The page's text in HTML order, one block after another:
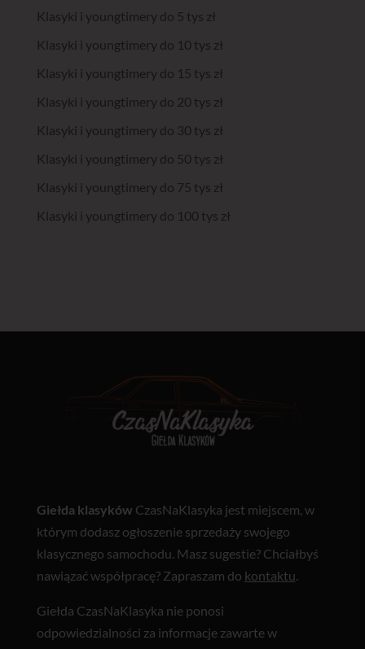
Klasyki i youngtimery do 5 tys zł
Klasyki i youngtimery do 10 tys zł
Klasyki i youngtimery do 15 tys zł
Klasyki i youngtimery do 20 tys zł
Klasyki i youngtimery do 30 tys zł
Klasyki i youngtimery do 50 tys zł
Klasyki i youngtimery do 75 tys zł
Klasyki i youngtimery do 100 tys zł
Giełda klasyków CzasNaKlasyka jest miejscem, w
którym dodasz ogłoszenie sprzedaży swojego
klasycznego samochodu. Masz sugestie? Chciałbyś
nawiązać współpracę? Zapraszam do kontaktu.
Giełda CzasNaKlasyka nie ponosi
odpowiedzialności za informacje zawarte w